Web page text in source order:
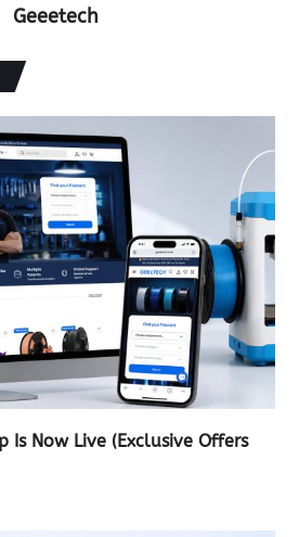
Geeetech
Is Now Live (Exclusive Offers